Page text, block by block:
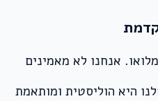
אנחנו לא מאמינים
היא הוליסטית ומותאמת